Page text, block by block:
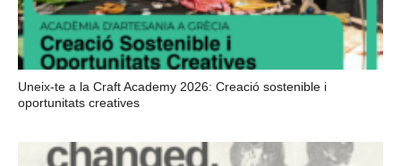
Uneix-te a la Craft Academy 2026: Creació sostenible i
oportunitats creatives